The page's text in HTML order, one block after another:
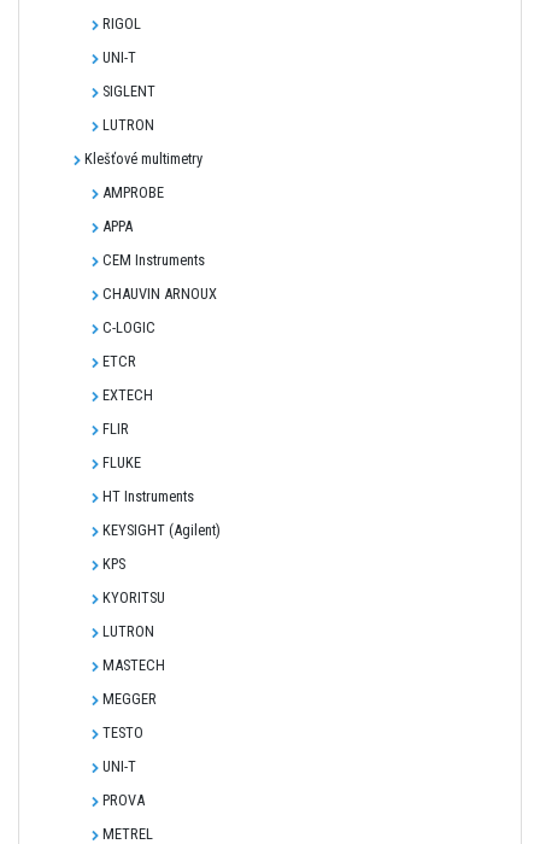
RIGOL
UNI-T
SIGLENT
LUTRON
Klešťové multimetry
AMPROBE
APPA
CEM Instruments
CHAUVIN ARNOUX
C-LOGIC
ETCR
EXTECH
FLIR
FLUKE
HT Instruments
KEYSIGHT (Agilent)
KPS
KYORITSU
LUTRON
MASTECH
MEGGER
TESTO
UNI-T
PROVA
METREL